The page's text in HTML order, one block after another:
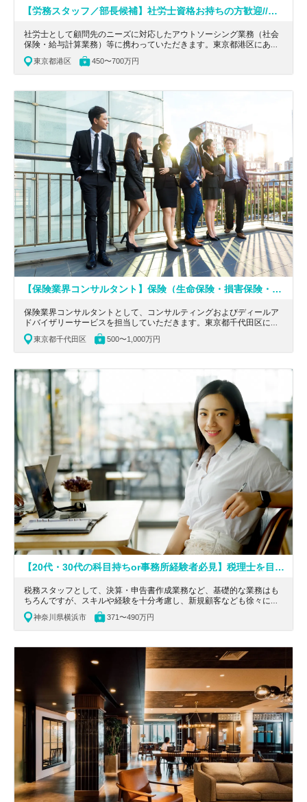
【労務スタッフ／部長候補】社労士資格お持ちの方歓迎//高待遇！/従業員数名から500名の会社まで幅広く経験ができる税理士法人
社労士として顧問先のニーズに対応したアウトソーシング業務（社会
保険・給与計算業務）等に携わっていただきます。東京都港区にある
社労士資格お持ちの方歓迎/マネジメント候補/従業員数名から500 名
の会社まで幅広く経験できる税理士法人の求人です。
東京都港区 450〜700万円
【保険業界コンサルタント】保険（生命保険・損害保険・共済）経験ある方優遇/USCPAが活かせる！/コンサル業務経験が積める大手コンサルティングファーム
保険業界コンサルタントとして、コンサルティングおよびディールア
ドバイザリーサービスを担当していただきます。東京都千代田区にあ
る、保険（生命保険・損害保険・共済）経験ある方優遇/コンサル業務
経験が積める大手コンサルティングファームの求人です。
東京都千代田区 500〜1,000万円
【20代・30代の科目持ちor事務所経験者必見】税理士を目指している方歓迎、実務経験を積んで活躍できる会計事務所
税務スタッフとして、決算・申告書作成業務など、基礎的な業務はも
ちろんですが、スキルや経験を十分考慮し、新規顧客なども徐々に担
当頂きます。横浜市西区にある、税理士を目指している方歓迎、実務
経験を積んでと活躍できる会計事務所の求人です。
神奈川県横浜市 371〜490万円